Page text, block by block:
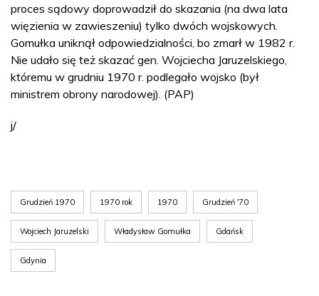
proces sądowy doprowadził do skazania (na dwa lata
więzienia w zawieszeniu) tylko dwóch wojskowych.
Gomułka uniknął odpowiedzialności, bo zmarł w 1982 r.
Nie udało się też skazać gen. Wojciecha Jaruzelskiego,
któremu w grudniu 1970 r. podlegało wojsko (był
ministrem obrony narodowej). (PAP)
j/
Grudzień 1970 1970 rok 1970 Grudzień '70
Wojciech Jaruzelski Władysław Gomułka Gdańsk
Gdynia